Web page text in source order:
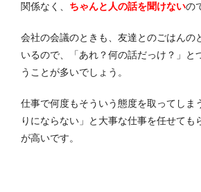
関係なく、 ちゃんと人の話を聞けないの
会社の会議のときも、友達とのごはんの
いるので、「あれ？何の話だっけ？」と
うことが多いでしょう。
仕事で何度もそういう態度を取ってしま
りにならない」と大事な仕事を任せても
が高いです。